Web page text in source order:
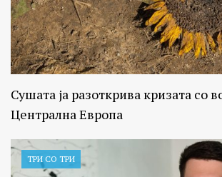
Сушата ја разоткрива кризата со
Централна Европа
ТРИ СО ТРИ